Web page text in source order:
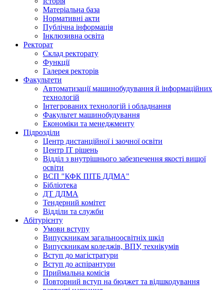
Матеріальна база
Нормативні акти
Публічна інформація
Інклюзивна освіта
Ректорат
Склад ректорату
Функції
Галерея ректорів
Факультети
Автоматизації машинобудування й інформаційних
технологій
Інтегрованих технологій і обладнання
Факультет машинобудування
Економіки та менеджменту
Підрозділи
Центр дистанційної і заочної освіти
Центр ІТ рішень
Відділ з внутрішнього забезпечення якості вищої
освіти
ВСП "КФК ПІТБ ДДМА"
Бібліотека
ДТ ДДМА
Тендерний комітет
Відділи та служби
Абітурієнту
Умови вступу
Випускникам загальноосвітніх шкіл
Випускникам коледжів, ВПУ, технікумів
Вступ до магістратури
Вступ до аспірантури
Приймальна комісія
Повторний вступ на бюджет та відшкодування